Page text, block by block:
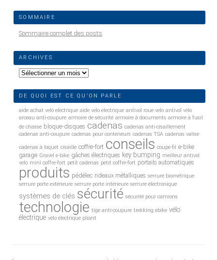
SOMMAIRE
Sommaire complet des posts
ARCHIVES
Archives
DE QUOI EST CE QU’ON PARLE
aide achat velo electrique aide velo electrique antivol roue velo antivol vélo
arceau anti-coupure armoire de sécurité armoire à documents armoire à fusil
de chasse bloque-disques cadenas cadenas anti-cisaillement
cadenas anti-coupure cadenas pour conteneurs cadenas TSA cadenas valise
cadenas à loquet cisaille coffre-fort conseils coupe-fil e-bike
garage Gravel e-bike gâches électriques key bumping meilleur antivol
velo mini coffre-fort petit cadenas petit coffre-fort portails automatiques
produits pédélec rideaux métalliques serrure biométrique
serrure porte extérieure serrure porte intérieure serrure électronique
systèmes de clés sécurité sécurité pour camions
technologie tige anti-coupure trekking ebike vélo
électrique vélo électrique pliant